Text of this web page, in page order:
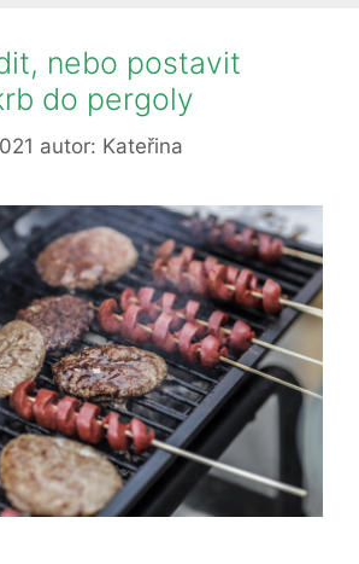
nebo postavit
do pergoly
autor: Kateřina